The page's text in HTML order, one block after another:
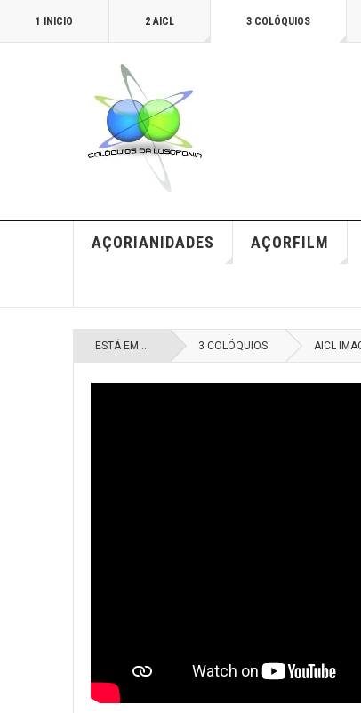
1 INICIO 2 AICL 3 COLÓQUIOS
AÇORIANIDADES AÇORFILM
ESTÁ EM... 3 COLÓQUIOS AICL